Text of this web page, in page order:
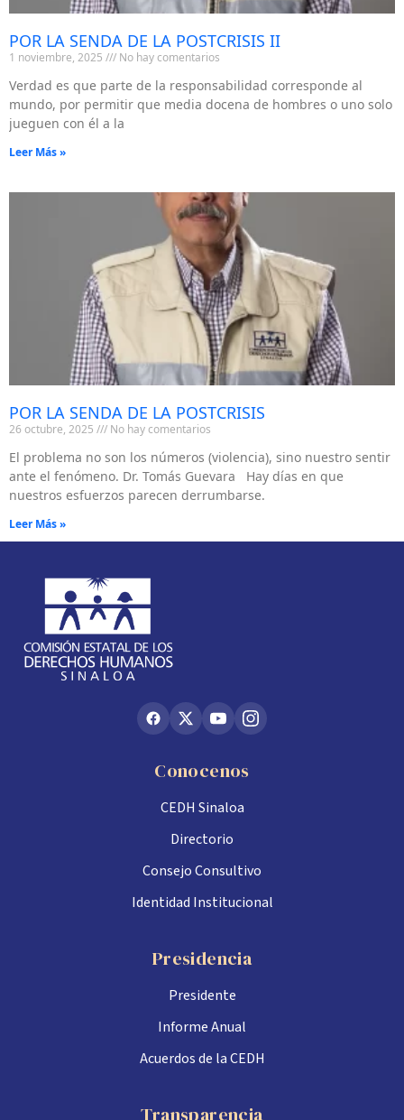
POR LA SENDA DE LA POSTCRISIS II
1 noviembre, 2025 No hay comentarios
Verdad es que parte de la responsabilidad corresponde al
mundo, por permitir que media docena de hombres o uno solo
jueguen con él a la
Leer Más »
POR LA SENDA DE LA POSTCRISIS
26 octubre, 2025 No hay comentarios
El problema no son los números (violencia), sino nuestro sentir
ante el fenómeno. Dr. Tomás Guevara Hay días en que
nuestros esfuerzos parecen derrumbarse.
Leer Más »
Conocenos
CEDH Sinaloa
Directorio
Consejo Consultivo
Identidad Institucional
Presidencia
Presidente
Informe Anual
Acuerdos de la CEDH
Transparencia